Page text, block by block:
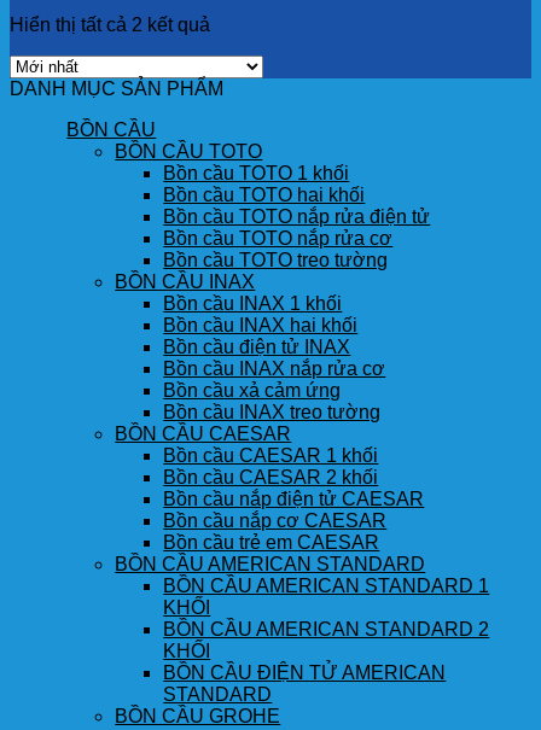
Hiển thị tất cả 2 kết quả
DANH MỤC SẢN PHẨM
BỒN CẦU
BỒN CẦU TOTO
Bồn cầu TOTO 1 khối
Bồn cầu TOTO hai khối
Bồn cầu TOTO nắp rửa điện tử
Bồn cầu TOTO nắp rửa cơ
Bồn cầu TOTO treo tường
BỒN CẦU INAX
Bồn cầu INAX 1 khối
Bồn cầu INAX hai khối
Bồn cầu điện tử INAX
Bồn cầu INAX nắp rửa cơ
Bồn cầu xả cảm ứng
Bồn cầu INAX treo tường
BỒN CẦU CAESAR
Bồn cầu CAESAR 1 khối
Bồn cầu CAESAR 2 khối
Bồn cầu nắp điện tử CAESAR
Bồn cầu nắp cơ CAESAR
Bồn cầu trẻ em CAESAR
BỒN CẦU AMERICAN STANDARD
BỒN CẦU AMERICAN STANDARD 1
KHỐI
BỒN CẦU AMERICAN STANDARD 2
KHỐI
BỒN CẦU ĐIỆN TỬ AMERICAN
STANDARD
BỒN CẦU GROHE